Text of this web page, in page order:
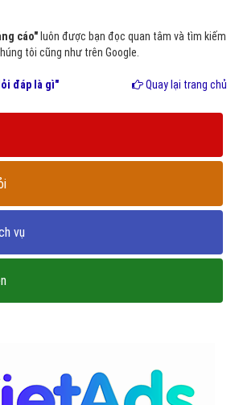
cáo" luôn được bạn đọc quan tâm và tìm kiếm
tôi cũng như trên Google.
đáp là gì" Quay lại trang chủ
vụ